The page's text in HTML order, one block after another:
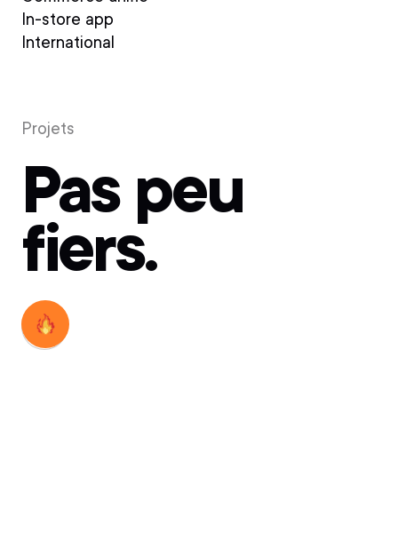
In-store app
International
Projets
Pas peu
fiers.